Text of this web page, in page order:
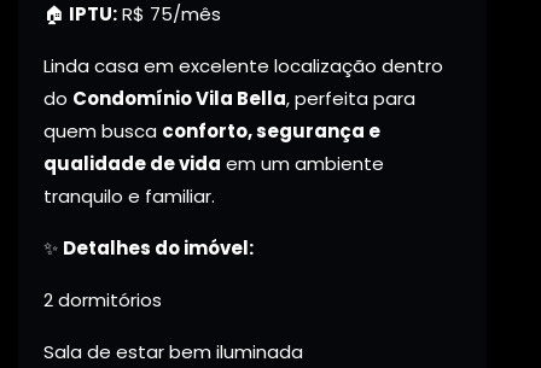
🏠 IPTU:R$ 75/mês
Linda casa em excelente localização dentro
do Condomínio Vila Bella, perfeita para
quem busca conforto, segurança e
qualidade de vida em um ambiente
tranquilo e familiar.
✨ Detalhes do imóvel:
2 dormitórios
Sala de estar bem iluminada